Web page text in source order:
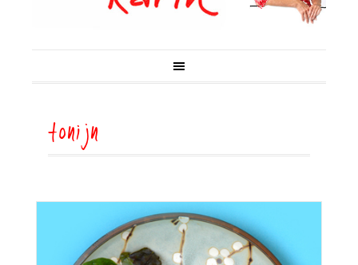
tonijn